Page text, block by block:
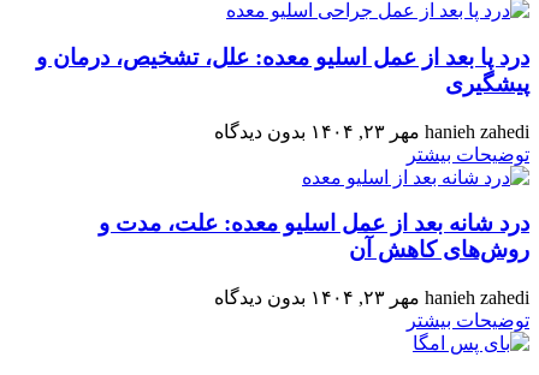
درد پا بعد از عمل اسلیو معده: علل، تشخیص، درمان و
پیشگیری
hanieh zahedi مهر ۲۳, ۱۴۰۴
بدون دیدگاه
توضیحات بیشتر
درد شانه بعد از عمل اسلیو معده: علت، مدت و
روش‌های کاهش آن
hanieh zahedi مهر ۲۳, ۱۴۰۴
بدون دیدگاه
توضیحات بیشتر